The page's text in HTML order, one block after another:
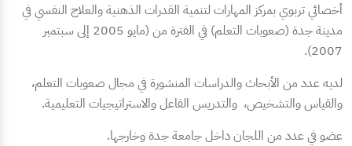
أخصائي تربوي بمركز المهارات لتنمية القدرات الذهنية والعلاج النفسي في
مدينة جدة (صعوبات التعلم) في الفترة من (مايو 2005 إلى سبتمبر
2007).
لديه عدد من الأبحاث والدراسات المنشورة في مجال صعوبات التعلم،
والقياس والتشخيص، والتدريس الفاعل والاستراتيجيات التعليمية.
عضو في عدد من اللجان داخل جامعة جدة وخارجها.